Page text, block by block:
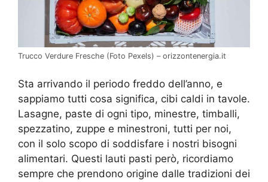
Trucco Verdure Fresche (Foto Pexels) – orizzontenergia.it
Sta arrivando il periodo freddo dell’anno, e
sappiamo tutti cosa significa, cibi caldi in tavole.
Lasagne, paste di ogni tipo, minestre, timballi,
spezzatino, zuppe e minestroni, tutti per noi,
con il solo scopo di soddisfare i nostri bisogni
alimentari. Questi lauti pasti però, ricordiamo
sempre che prendono origine dalle tradizioni dei